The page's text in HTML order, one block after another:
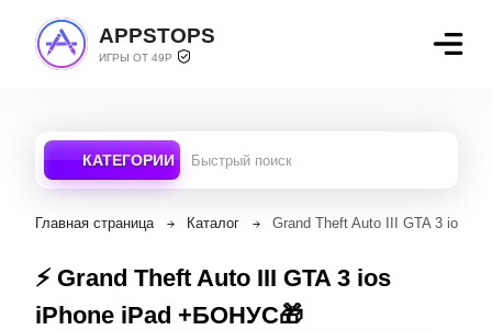
APPSTOPS
ИГРЫ ОТ 49Р
КАТЕГОРИИ
Главная страница Каталог Grand Theft Auto III GTA 3 ios
⚡️ Grand Theft Auto II‪I GTA 3 ios
iPhone iPad +БОНУС🎁